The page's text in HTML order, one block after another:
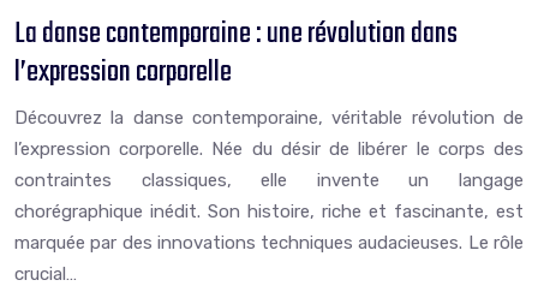
La danse contemporaine : une révolution dans
l’expression corporelle
Découvrez la danse contemporaine, véritable révolution de
l’expression corporelle. Née du désir de libérer le corps des
contraintes classiques, elle invente un langage
chorégraphique inédit. Son histoire, riche et fascinante, est
marquée par des innovations techniques audacieuses. Le rôle
crucial…